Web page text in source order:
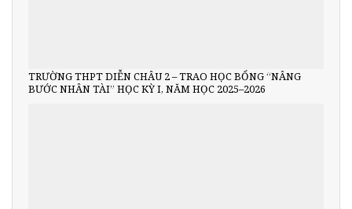
TRƯỜNG THPT DIỄN CHÂU 2 – TRAO HỌC BỔNG “NÂNG
BƯỚC NHÂN TÀI” HỌC KỲ I, NĂM HỌC 2025–2026